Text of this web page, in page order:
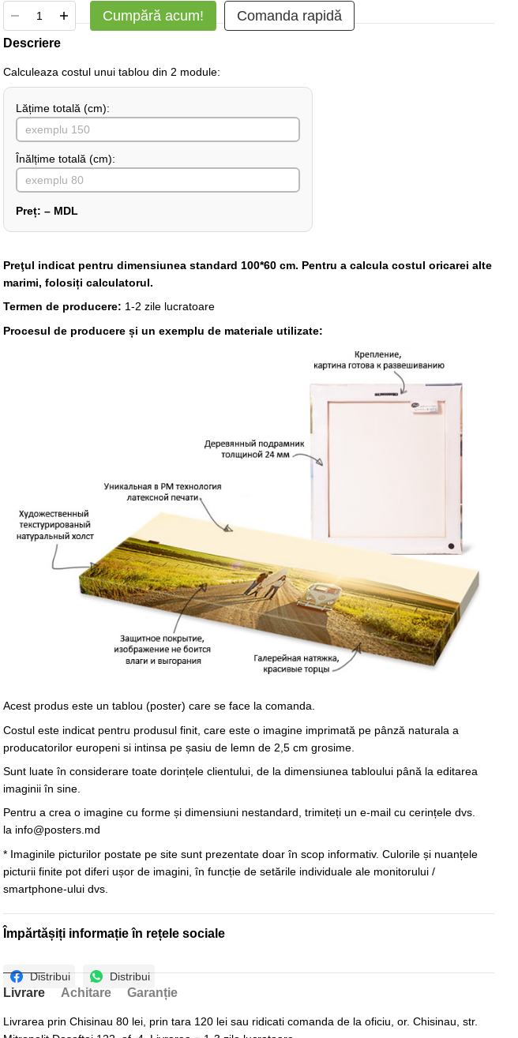
Cumpără acum! Comanda rapidă
Descriere
Сalculeaza costul unui tablou din 2 module:
Lățime totală (cm):
Înălțime totală (cm):
Preț: – MDL
Preţul indicat pentru dimensiunea standard 100*60 cm. Pentru a calcula costul oricarei alte
marimi, folosiți calculatorul.
Termen de producere: 1-2 zile lucratoare
Procesul de producere și un exemplu de materiale utilizate:
Acest produs este un tablou (poster) care se face la comanda.
Costul este indicat pentru produsul finit, care este o imagine imprimată pe pânză naturala a
producatorilor europeni si intinsa pe șasiu de lemn de 2,5 cm grosime.
Sunt luate în considerare toate dorințele clientului, de la dimensiunea tabloului până la editarea
imaginii în sine.
Pentru a crea o imagine cu forme și dimensiuni nestandard, trimiteți un e-mail cu cerințele dvs.
la info@posters.md
* Imaginile picturilor postate pe site sunt prezentate doar în scop informativ. Culorile și nuanțele
picturii finite pot diferi ușor de imagini, în funcție de setările individuale ale monitorului /
smartphone-ului dvs.
Împărtășiți informație în rețele sociale
Distribui Distribui
Livrare Achitare Garanție
Livrarea prin Chisinau 80 lei, prin tara 120 lei sau ridicati comanda de la oficiu, or. Chisinau, str.